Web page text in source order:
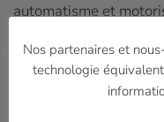
automatisme et
Tarif:réparation et
déplacement et
Nos partenaires et
technologie